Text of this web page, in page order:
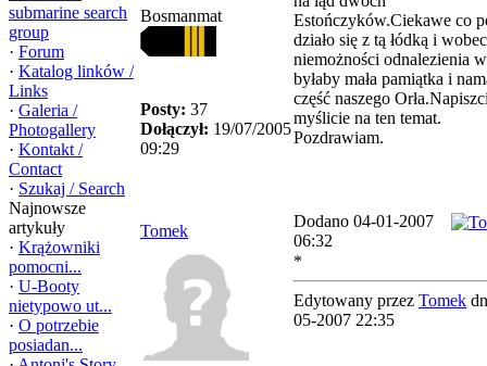
submarine search
group
· Forum
· Katalog linków /
Links
· Galeria /
Photogallery
· Kontakt /
Contact
· Szukaj / Search
Najnowsze
artykuły
· Krążowniki
pomocni...
· U-Booty
nietypowo ut...
· O potrzebie
posiadan...
Bosmanmat
Posty: 37
Dołączył: 19/07/2005
09:29
Estończyków.Ciekawe co
działo się z tą łódką i wobec
niemożności odnalezienia
byłaby mała pamiątka i
część naszego
myślicie na ten temat.
Pozdrawiam.
Tomek
Dodano 04-01-2007
06:32
*
Edytowany przez Tomek
05-2007 22:35